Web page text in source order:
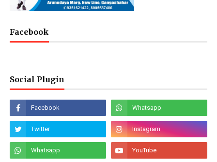
Facebook
Social Plugin